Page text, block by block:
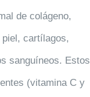
de colágeno,
cartílagos,
sanguíneos. Estos
(vitamina C y